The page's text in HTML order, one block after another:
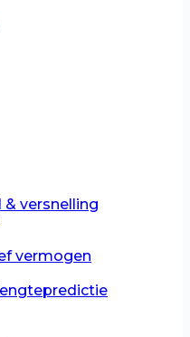
& versnelling
vermogen